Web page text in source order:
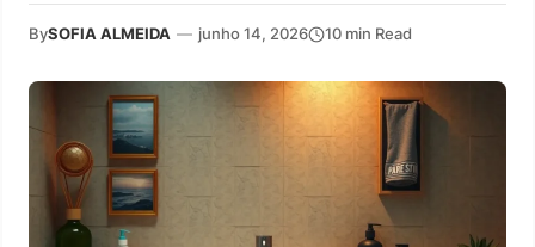
BySOFIA ALMEIDA — junho 14, 2026 10 min Read